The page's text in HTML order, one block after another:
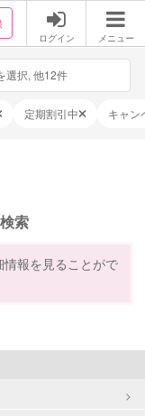
ログイン メニュー
選択, 他12件
定期割引中 キャン
索
報を見ることがで